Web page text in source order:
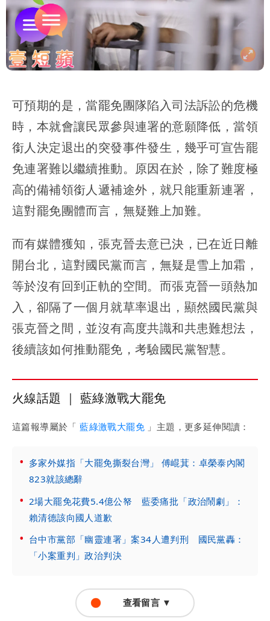
可預期的是，當罷免團隊陷入司法訴訟的危機
時，本就會讓民眾參與連署的意願降低，當領
銜人決定退出的突發事件發生，幾乎可宣告罷
免連署難以繼續推動。原因在於，除了難度極
高的備補領銜人遞補途外，就只能重新連署，
這對罷免團體而言，無疑難上加難。
而有媒體獲知，張克晉去意已決，已在近日離
開台北，這對國民黨而言，無疑是雪上加霜，
等於沒有回到正軌的空間。而張克晉一頭熱加
入，卻隔了一個月就草率退出，顯然國民黨與
張克晉之間，並沒有高度共識和共患難想法，
後續該如何推動罷免，考驗國民黨智慧。
火線話題 ｜ 藍綠激戰大罷免
這篇報導屬於「藍綠激戰大罷免 」主題，更多延伸閱讀：
多家外媒指「大罷免撕裂台灣」 傅崐萁：卓榮泰內閣
823就該總辭
2場大罷免花費5.4億公帑 藍委痛批「政治鬧劇」：
賴清德該向國人道歉
台中市黨部「幽靈連署」案34人遭判刑 國民黨轟：
「小案重判」政治判決
查看留言 ▼